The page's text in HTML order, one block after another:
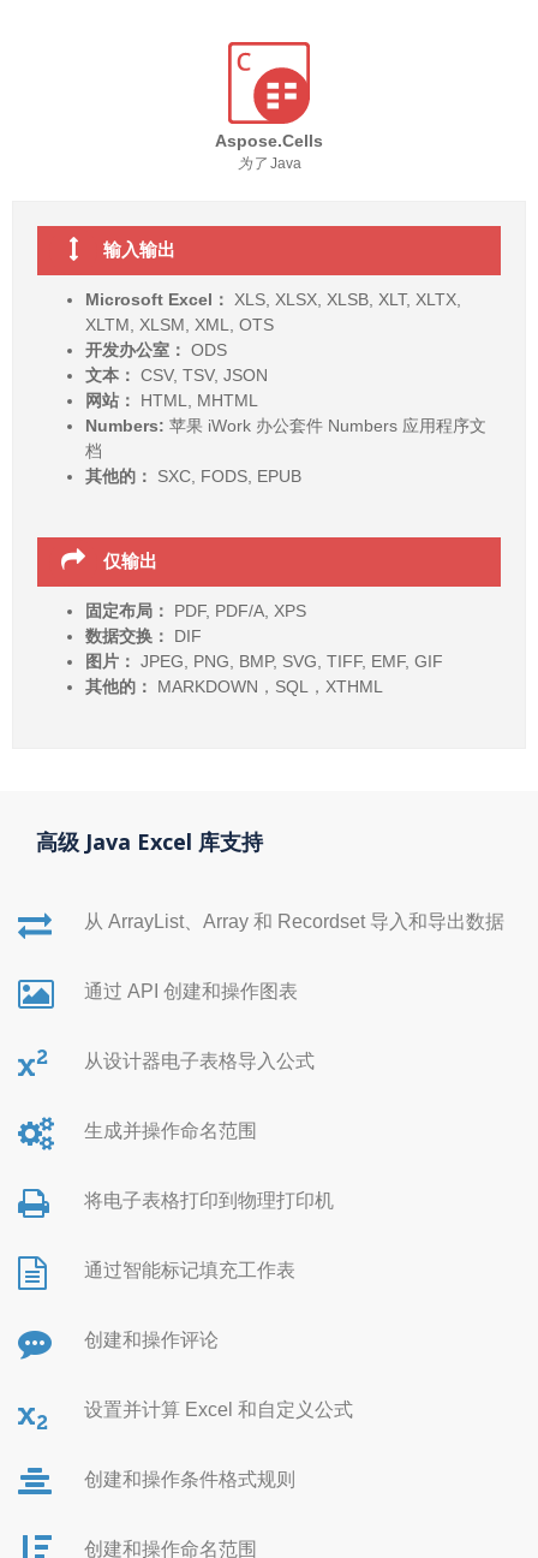
输入输出
Microsoft Excel：
XLS, XLSX, XLSB, XLT, XLTX,
XLTM, XLSM, XML, OTS
开发办公室： ODS
文本： CSV, TSV, JSON
网站：
HTML, MHTML
Numbers: 苹果 iWork 办公套件 Numbers 应用程序文
档
其他的：
SXC, FODS, EPUB
仅输出
固定布局：
PDF, PDF/A, XPS
数据交换：
DIF
图片： JPEG, PNG, BMP, SVG, TIFF, EMF, GIF
其他的：
MARKDOWN，SQL，XTHML
Aspose.Cells
为了Java
高级 Java Excel 库支持
从 ArrayList、Array 和 Recordset 导入和导出数据
通过 API 创建和操作图表
从设计器电子表格导入公式
生成并操作命名范围
将电子表格打印到物理打印机
通过智能标记填充工作表
创建和操作评论
设置并计算 Excel 和自定义公式
创建和操作条件格式规则
创建和操作命名范围